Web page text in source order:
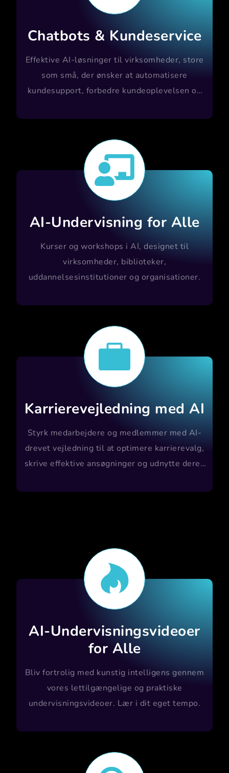
Chatbots & Kundeservice
Effektive AI-løsninger til virksomheder, store
som små, der ønsker at automatisere
kundesupport, forbedre kundeoplevelsen og

AI-Undervisning for Alle
Kurser og workshops i AI, designet til
virksomheder, biblioteker,
uddannelsesinstitutioner og organisationer.

Karrierevejledning med AI
Styrk medarbejdere og medlemmer med AI-
drevet vejledning til at optimere karrierevalg,
skrive effektive ansøgninger og udnytte deres

AI-Undervisningsvideoer
for Alle
Bliv fortrolig med kunstig intelligens gennem
vores lettilgængelige og praktiske
undervisningsvideoer. Lær i dit eget tempo.